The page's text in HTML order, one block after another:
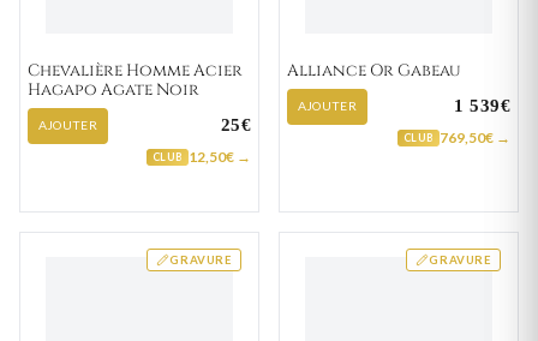
Chevalière Homme Acier
Hagapo Agate Noir
AJOUTER 25€
CLUB 12,50€ →
Alliance Or Gabeau
AJOUTER 1 539€
CLUB 769,50€ →
GRAVURE GRAVURE